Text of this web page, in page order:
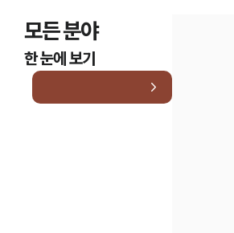
모든 분야
한 눈에 보기